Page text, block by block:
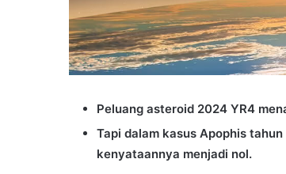
Peluang asteroid 2024 YR4
Tapi dalam kasus Apophis
kenyataannya menjadi nol.